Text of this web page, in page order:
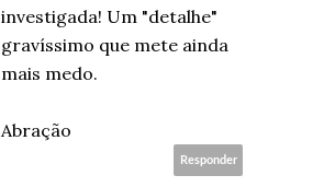
investigada! Um "detalhe"
gravíssimo que mete ainda
mais medo.
Abração
Responder